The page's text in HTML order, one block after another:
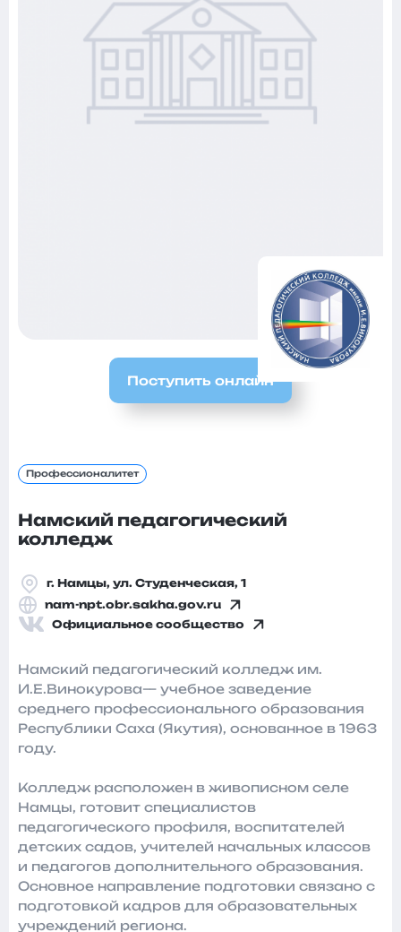
Поступить онлайн
Профессионалитет
Намский педагогический
колледж
г. Намцы, ул. Студенческая, 1
nam-npt.obr.sakha.gov.ru
Официальное сообщество
Намский педагогический колледж им.
И.Е.Винокурова— учебное заведение
среднего профессионального образования
Республики Саха (Якутия), основанное в 1963
году.
Колледж расположен в живописном селе
Намцы, готовит специалистов
педагогического профиля, воспитателей
детских садов, учителей начальных классов
и педагогов дополнительного образования.
Основное направление подготовки связано с
подготовкой кадров для образовательных
учреждений региона.